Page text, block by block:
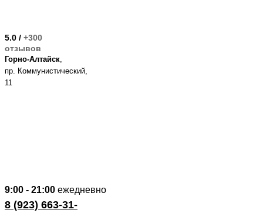
5.0 / +300
отзывов
Горно-Алтайск,
пр. Коммунистический,
11
9:00 - 21:00 ежедневно
8 (923) 663-31-
Букет
«Кату-Ярык»
Букет